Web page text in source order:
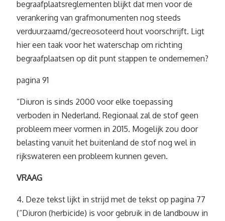
begraafplaatsreglementen blijkt dat men voor de
verankering van grafmonumenten nog steeds
verduurzaamd/gecreosoteerd hout voorschrijft. Ligt
hier een taak voor het waterschap om richting
begraafplaatsen op dit punt stappen te ondernemen?
pagina 91
“Diuron is sinds 2000 voor elke toepassing
verboden in Nederland. Regionaal zal de stof geen
probleem meer vormen in 2015. Mogelijk zou door
belasting vanuit het buitenland de stof nog wel in
rijkswateren een probleem kunnen geven.
VRAAG
4. Deze tekst lijkt in strijd met de tekst op pagina 77
(“Diuron (herbicide) is voor gebruik in de landbouw in